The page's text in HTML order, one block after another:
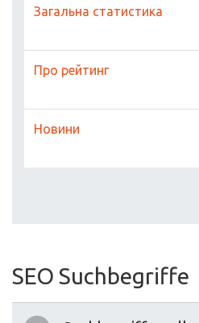
Загальна статистика
Про рейтинг
Новини
SEO Suchbegriffe